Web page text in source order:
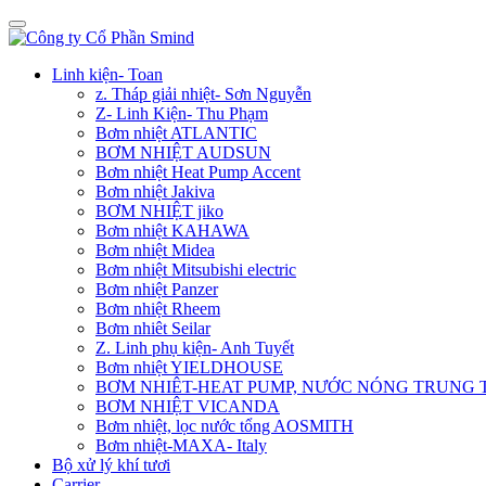
Linh kiện- Toan
z. Tháp giải nhiệt- Sơn Nguyễn
Z- Linh Kiện- Thu Phạm
Bơm nhiệt ATLANTIC
BƠM NHIỆT AUDSUN
Bơm nhiệt Heat Pump Accent
Bơm nhiệt Jakiva
BƠM NHIỆT jiko
Bơm nhiệt KAHAWA
Bơm nhiệt Midea
Bơm nhiệt Mitsubishi electric
Bơm nhiệt Panzer
Bơm nhiệt Rheem
Bơm nhiêt Seilar
Z. Linh phụ kiện- Anh Tuyết
Bơm nhiệt YIELDHOUSE
BƠM NHIÊT-HEAT PUMP, NƯỚC NÓNG TRUNG
BƠM NHIỆT VICANDA
Bơm nhiệt, lọc nước tổng AOSMITH
Bơm nhiệt-MAXA- Italy
Bộ xử lý khí tươi